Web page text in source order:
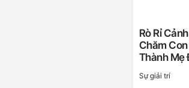
Rò Rỉ
Chăm
Thành Mẹ
Sự giải trí